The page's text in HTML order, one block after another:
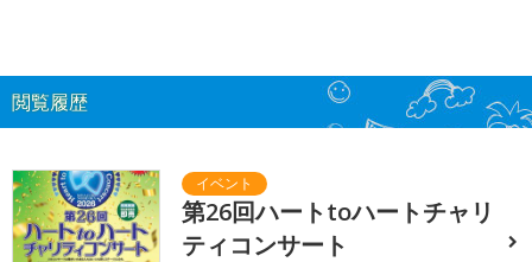
閲覧履歴
第26回ハートtoハートチャリ
ティコンサート